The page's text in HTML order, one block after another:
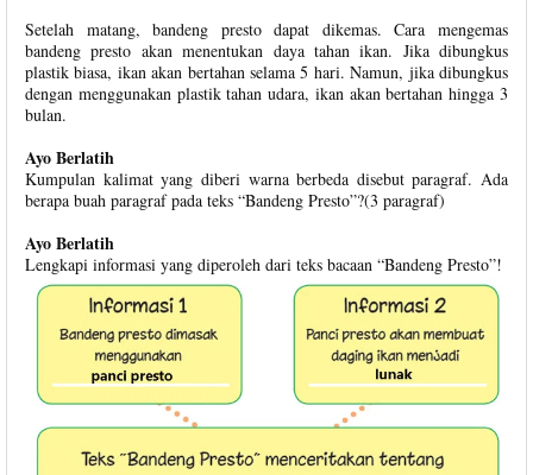
Setelah matang, bandeng presto dapat dikemas. Cara mengemas
bandeng presto akan menentukan daya tahan ikan. Jika dibungkus
plastik biasa, ikan akan bertahan selama 5 hari. Namun, jika dibungkus
dengan menggunakan plastik tahan udara, ikan akan bertahan hingga 3
bulan.
Ayo Berlatih
Kumpulan kalimat yang diberi warna berbeda disebut paragraf. Ada
berapa buah paragraf pada teks “Bandeng Presto”?(3 paragraf)
Ayo Berlatih
Lengkapi informasi yang diperoleh dari teks bacaan “Bandeng Presto”!